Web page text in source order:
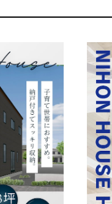
全国の
北
札幌
東北
お近く
北
札幌
東北